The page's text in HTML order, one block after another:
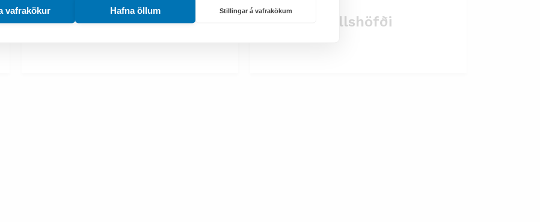
vafrakökur Hafna öllum Stillingar á vafrakökum
Miklavatn Spákonufellshöfði